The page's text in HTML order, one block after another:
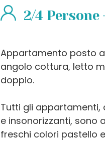
2/4 Persone
Appartamento posto
angolo cottura, letto
doppio.
Tutti gli appartamenti,
e insonorizzanti, sono
freschi colori pastello